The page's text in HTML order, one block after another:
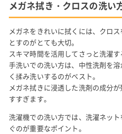
メガネ拭き・クロスの洗い
メガネをきれいに拭くには、クロ
とすのがとても大切。
スキマ時間を活用してさっと洗濯す
手洗いでの洗い方は、中性洗剤を
く揉み洗いするのがベスト。
メガネ拭きに浸透した洗剤の成分
すすぎます。
洗濯機での洗い方では、洗濯ネッ
ぐのが重要なポイント。